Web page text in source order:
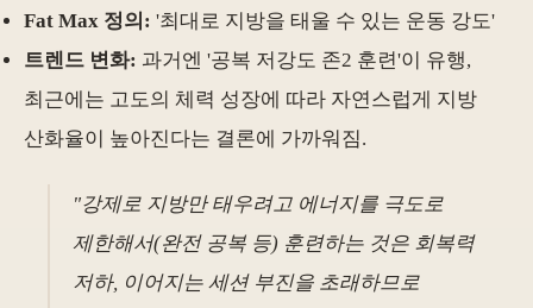
Fat Max 정의: '최대로 지방을 태울 수 있는 운동 강도'
트렌드 변화: 과거엔 '공복 저강도 존2 훈련'이 유행,
최근에는 고도의 체력 성장에 따라 자연스럽게 지방
산화율이 높아진다는 결론에 가까워짐.
"강제로 지방만 태우려고 에너지를 극도로
제한해서(완전 공복 등) 훈련하는 것은 회복력
저하, 이어지는 세션 부진을 초래하므로